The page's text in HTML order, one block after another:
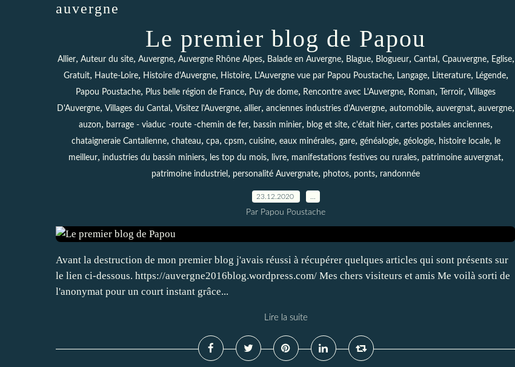
auvergne
Le premier blog de Papou
Allier, Auteur du site, Auvergne, Auvergne Rhône Alpes, Balade en Auvergne, Blague, Blogueur, Cantal , Cpauvergne, Eglise,
Gratuit, Haute-Loire, Histoire d'Auvergne, Histoire, L'Auvergne vue par Papou Poustache, Langage, Litterature, Légende,
Papou Poustache, Plus belle région de France, Puy de dome, Rencontre avec L'Auvergne, Roman, Terroir, Villages
D'Auvergne, Villages du Cantal , Visitez l'Auvergne, allier, anciennes industries d'Auvergne, automobile, auvergnat, auvergne,
auzon, barrage - viaduc -route -chemin de fer, bassin minier, blog et site, c'était hier, cartes postales anciennes,
chataigneraie Cantalienne, chateau, cpa, cpsm, cuisine, eaux minérales, gare, généalogie, géologie, histoire locale, le
meilleur, industries du bassin miniers, les top du mois, livre, manifestations festives ou rurales, patrimoine auvergnat,
patrimoine industriel , personalité Auvergnate, photos, ponts, randonnée
23.12.2020
Par Papou Poustache
Avant la destruction de mon premier blog j'avais réussi à récupérer quelques articles qui sont présents sur
le lien ci-dessous. https://auvergne2016blog.wordpress.com/ Mes chers visiteurs et amis Me voilà sorti de
l'anonymat pour un court instant grâce...
Lire la suite